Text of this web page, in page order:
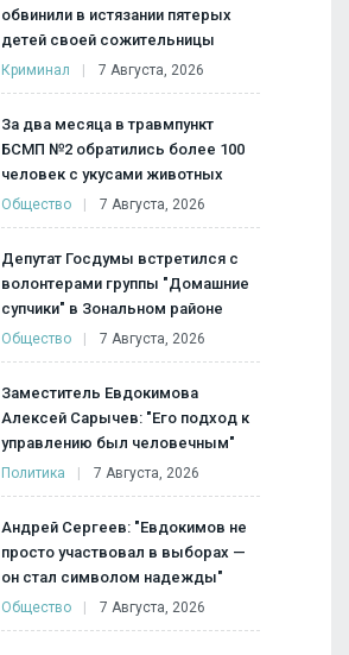
обвинили в истязании пятерых
детей своей сожительницы
Криминал 7 Августа, 2026
За два месяца в травмпункт
БСМП №2 обратились более 100
человек с укусами животных
Общество 7 Августа, 2026
Депутат Госдумы встретился с
волонтерами группы "Домашние
супчики" в Зональном районе
Общество 7 Августа, 2026
Заместитель Евдокимова
Алексей Сарычев: "Его подход к
управлению был человечным"
Политика 7 Августа, 2026
Андрей Сергеев: "Евдокимов не
просто участвовал в выборах —
он стал символом надежды"
Общество 7 Августа, 2026